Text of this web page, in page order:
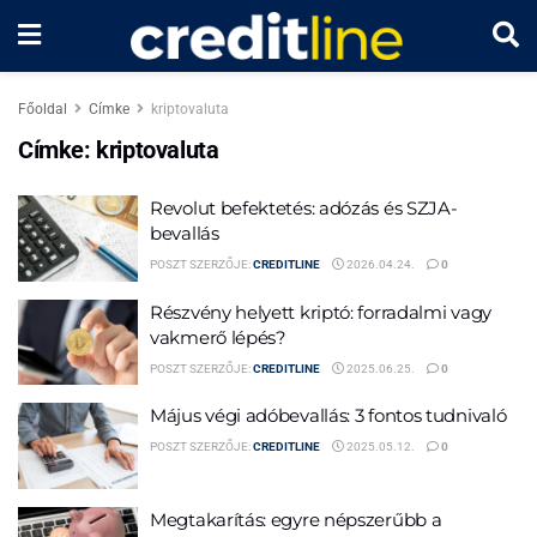
Főoldal Címke kriptovaluta
Címke: kriptovaluta
Revolut befektetés: adózás és SZJA-
bevallás
POSZT SZERZŐJE:CREDITLINE 2026.04.24. 0
Részvény helyett kriptó: forradalmi vagy
vakmerő lépés?
POSZT SZERZŐJE:CREDITLINE 2025.06.25. 0
Május végi adóbevallás: 3 fontos tudnivaló
POSZT SZERZŐJE:CREDITLINE 2025.05.12. 0
Megtakarítás: egyre népszerűbb a